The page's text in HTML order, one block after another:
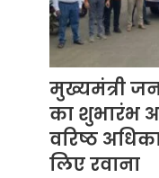
मुख्यमंत्री
का शुभारंभ
वरिष्ठ
लिए रवाना